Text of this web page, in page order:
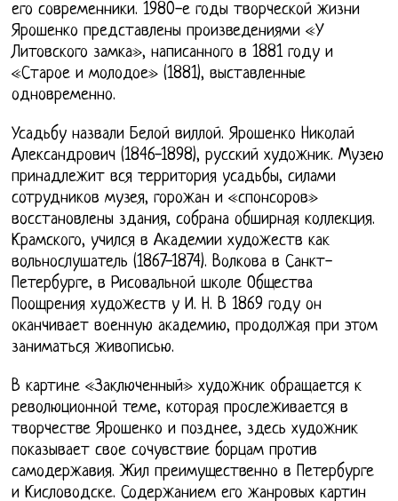
его современники. 1980-е годы творческой жизни
Ярошенко представлены произведениями «У
Литовского замка», написанного в 1881 году и
«Старое и молодое» (1881), выставленные
одновременно.
Усадьбу назвали Белой виллой. Ярошенко Николай
Александрович (1846-1898), русский художник. Музею
принадлежит вся территория усадьбы, силами
сотрудников музея, горожан и «спонсоров»
восстановлены здания, собрана обширная коллекция.
Крамского, учился в Академии художеств как
вольнослушатель (1867-1874). Волкова в Санкт-
Петербурге, в Рисовальной школе Общества
Поощрения художеств у И. Н. В 1869 году он
оканчивает военную академию, продолжая при этом
заниматься живописью.
В картине «Заключенный» художник обращается к
революционной теме, которая прослеживается в
творчестве Ярошенко и позднее, здесь художник
показывает свое сочувствие борцам против
самодержавия. Жил преимущественно в Петербурге
и Кисловодске. Содержанием его жанровых картин